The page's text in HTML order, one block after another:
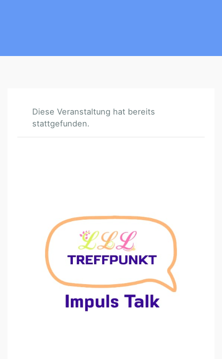
Diese Veranstaltung hat bereits
stattgefunden.